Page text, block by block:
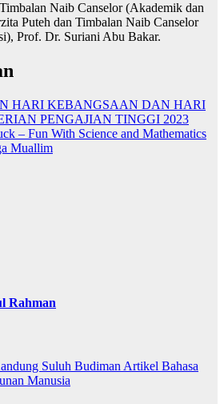
Naib Canselor (Akademik dan
Puteh dan Timbalan Naib Canselor
Prof. Dr. Suriani Abu Bakar.
HARI KEBANGSAAN DAN HARI
PENGAJIAN TINGGI 2023
– Fun With Science and Mathematics
Muallim
Rahman
Suluh Budiman Artikel Bahasa
Manusia